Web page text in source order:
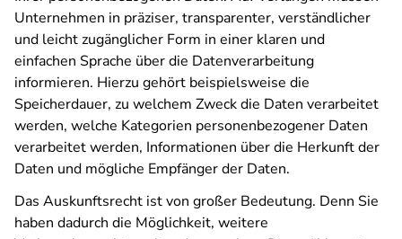
Unternehmen in präziser, transparenter, verständlicher
und leicht zugänglicher Form in einer klaren und
einfachen Sprache über die Datenverarbeitung
informieren. Hierzu gehört beispielsweise die
Speicherdauer, zu welchem Zweck die Daten verarbeitet
werden, welche Kategorien personenbezogener Daten
verarbeitet werden, Informationen über die Herkunft der
Daten und mögliche Empfänger der Daten.
Das Auskunftsrecht ist von großer Bedeutung. Denn Sie
haben dadurch die Möglichkeit, weitere